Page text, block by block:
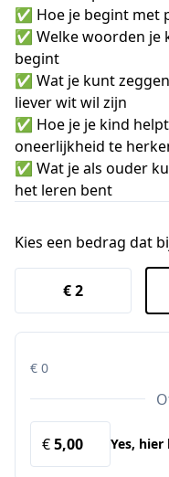
✅ Hoe je begint met
✅ Welke woorden je
begint
✅ Wat je kunt
liever wit wil zijn
✅ Hoe je je kind
oneerlijkheid te
✅ Wat je als ouder
het leren bent
Kies een bedrag dat
€ 2
€ 0
€ Yes,